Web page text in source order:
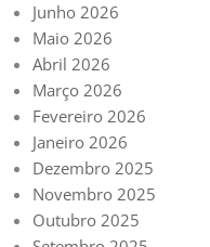
Junho 2026
Maio 2026
Abril 2026
Março 2026
Fevereiro 2026
Janeiro 2026
Dezembro 2025
Novembro 2025
Outubro 2025